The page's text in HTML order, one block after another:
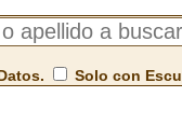
Solo con